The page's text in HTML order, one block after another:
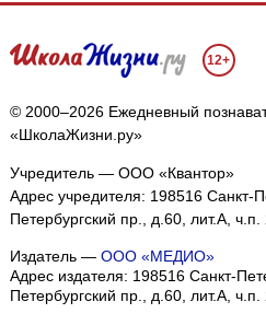
12+
© 2000–2026 Ежедневный
«ШколаЖизни.ру»
Учредитель — ООО «Квантор»
Адрес учредителя: 198516 Санкт-
Петербургский пр., д.60, лит.А,
Издатель — ООО «МЕДИО»
Адрес издателя: 198516 Санкт-
Петербургский пр., д.60, лит.А,